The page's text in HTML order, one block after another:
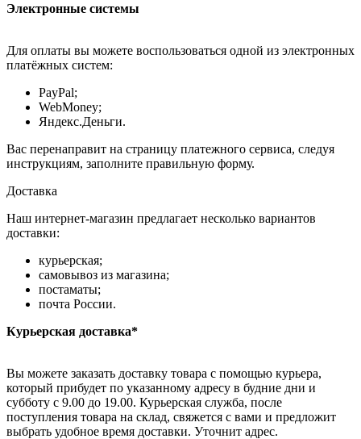
Электронные системы
Для оплаты вы можете воспользоваться одной из электронных
платёжных систем:
PayPal;
WebMoney;
Яндекс.Деньги.
Вас перенаправит на страницу платежного сервиса, следуя
инструкциям, заполните правильную форму.
Доставка
Наш интернет-магазин предлагает несколько вариантов
доставки:
курьерская;
самовывоз из магазина;
постаматы;
почта России.
Курьерская доставка*
Вы можете заказать доставку товара с помощью курьера,
который прибудет по указанному адресу в будние дни и
субботу с 9.00 до 19.00. Курьерская служба, после
поступления товара на склад, свяжется с вами и предложит
выбрать удобное время доставки. Уточнит адрес.